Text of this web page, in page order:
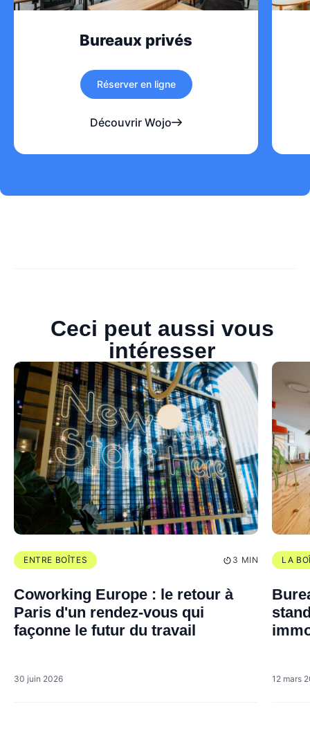
Bureaux privés
Réserver en ligne
Découvrir Wojo
Ceci peut aussi vous
intéresser
ENTRE BOÎTES 3 MIN
Coworking Europe : le retour à
Paris d'un rendez-vous qui
façonne le futur du travail
30 juin 2026
LA
12 mars